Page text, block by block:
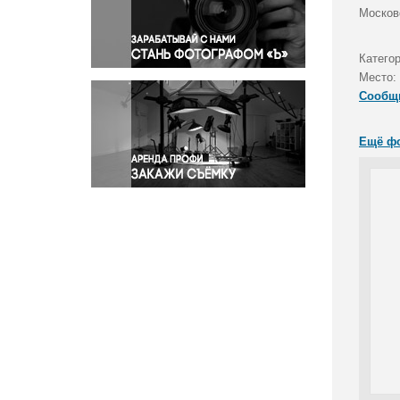
Правосудие
Происшествия и конфликты
Религия
Светская жизнь
Спорт
Экология
Экономика и бизнес
Место:
Ещё